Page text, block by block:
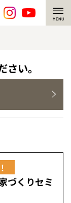
い。
づくりセミ